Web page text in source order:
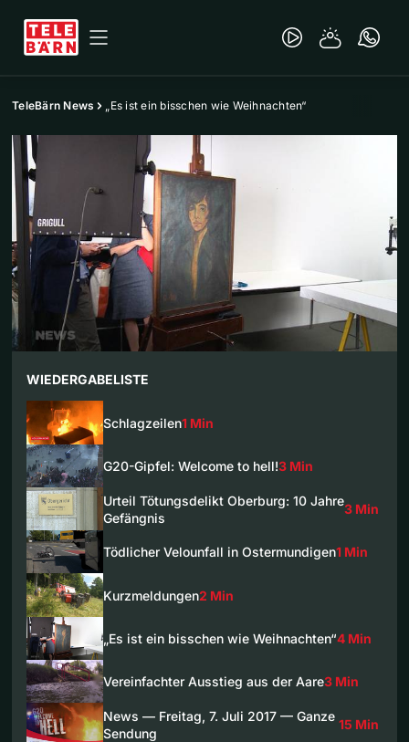
TeleBärn News „Es ist ein bisschen wie Weihnachten“
WIEDERGABELISTE
Schlagzeilen1 Min
G20-Gipfel: Welcome to hell!3 Min
Urteil Tötungsdelikt Oberburg: 10 Jahre
Gefängnis
3 Min
Tödlicher Velounfall in Ostermundigen1 Min
Kurzmeldungen2 Min
„Es ist ein bisschen wie Weihnachten“4 Min
Vereinfachter Ausstieg aus der Aare3 Min
News — Freitag, 7. Juli 2017 — Ganze
Sendung
15 Min